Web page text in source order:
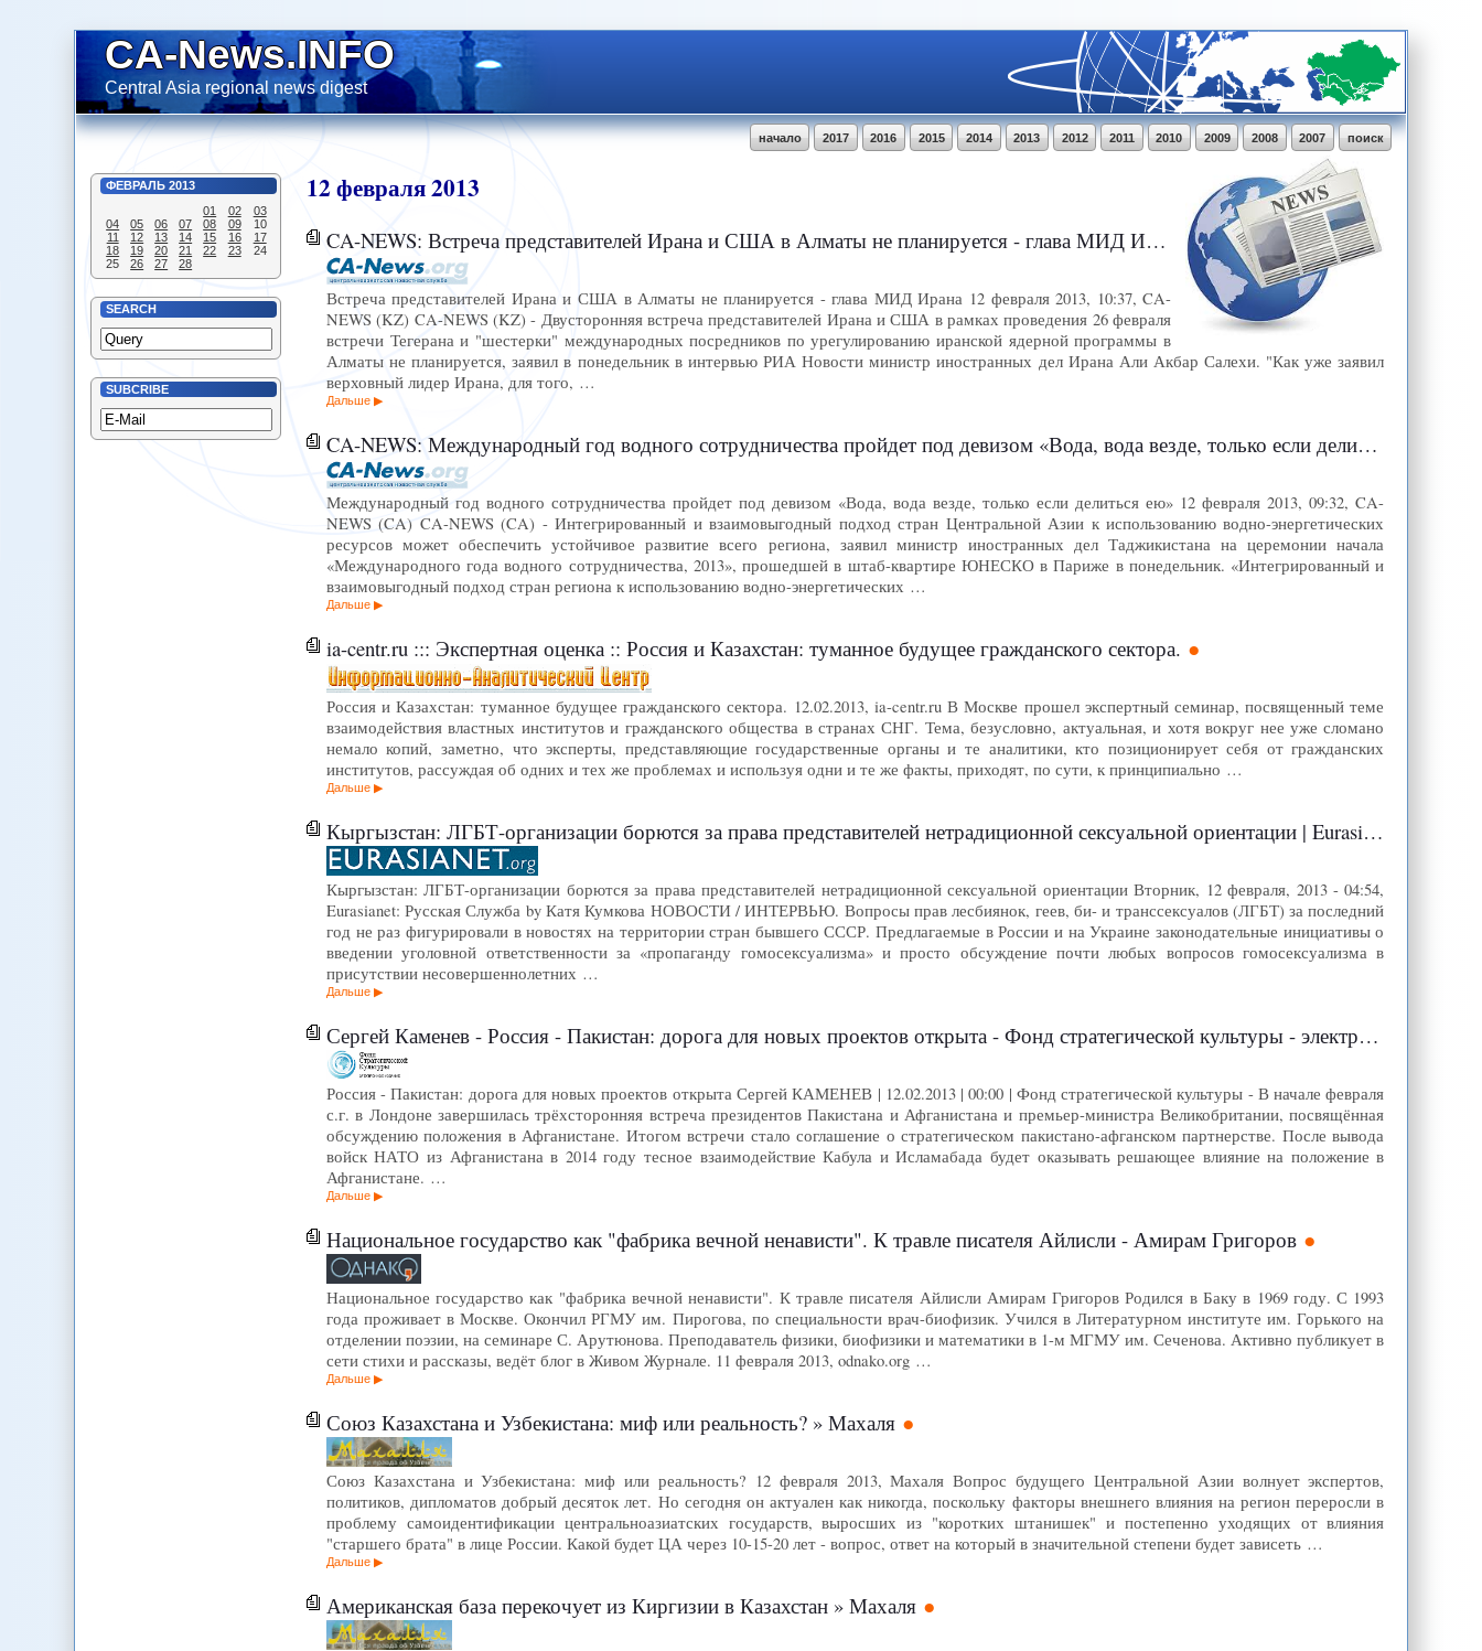
CA-News.INFO
Central Asia regional news digest
поиск
2007
2008
2009
2010
2011
2012
2013
2014
2015
2016
2017
начало
ФЕВРАЛЬ 2013
01
02
03
04
05 06 07 08 09
10
11
12 13 14 15 16
17
18
19 20 21 22 23
24
25
26 27 28
SEARCH
SUBCRIBE
12февраля2013
CA-NEWS: Встреча представителей Ирана и США в Алматы не планируется - глава МИД Ирана
Встреча представителей Ирана и США в Алматы не планируется - глава МИД Ирана 12 февраля 2013, 10:37, CA-
NEWS (KZ) CA-NEWS (KZ) - Двусторонняя встреча представителей Ирана и США в рамках проведения 26 февраля
встречи Тегерана и "шестерки" международных посредников по урегулированию иранской ядерной программы в
Алматы не планируется, заявил в понедельник в интервью РИА Новости министр иностранных дел Ирана Али Акбар Салехи. "Как уже заявил
верховный лидер Ирана, для того, …
Дальше
CA-NEWS: Международный год водного сотрудничества пройдет под девизом «Вода, вода везде, только если делиться ею»
Международный год водного сотрудничества пройдет под девизом «Вода, вода везде, только если делиться ею» 12 февраля 2013, 09:32, CA-
NEWS (CA) CA-NEWS (CA) - Интегрированный и взаимовыгодный подход стран Центральной Азии к использованию водно-энергетических
ресурсов может обеспечить устойчивое развитие всего региона, заявил министр иностранных дел Таджикистана на церемонии начала
«Международного года водного сотрудничества, 2013», прошедшей в штаб-квартире ЮНЕСКО в Париже в понедельник. «Интегрированный и
взаимовыгодный подход стран региона к использованию водно-энергетических …
Дальше
ia-centr.ru ::: Экспертная оценка :: Россия и Казахстан: туманное будущее гражданского сектора.
Россия и Казахстан: туманное будущее гражданского сектора. 12.02.2013, ia-centr.ru В Москве прошел экспертный семинар, посвященный теме
взаимодействия властных институтов и гражданского общества в странах СНГ. Тема, безусловно, актуальная, и хотя вокруг нее уже сломано
немало копий, заметно, что эксперты, представляющие государственные органы и те аналитики, кто позиционирует себя от гражданских
институтов, рассуждая об одних и тех же проблемах и используя одни и те же факты, приходят, по сути, к принципиально …
Дальше
Кыргызстан: ЛГБТ-организации борются за права представителей нетрадиционной сексуальной ориентации | Eurasianet: Русская Служба
Кыргызстан: ЛГБТ-организации борются за права представителей нетрадиционной сексуальной ориентации Вторник, 12 февраля, 2013 - 04:54,
Eurasianet: Русская Служба by Катя Кумкова НОВОСТИ / ИНТЕРВЬЮ. Вопросы прав лесбиянок, геев, би- и транссексуалов (ЛГБТ) за последний
год не раз фигурировали в новостях на территории стран бывшего СССР. Предлагаемые в России и на Украине законодательные инициативы о
введении уголовной ответственности за «пропаганду гомосексуализма» и просто обсуждение почти любых вопросов гомосексуализма в
присутствии несовершеннолетних …
Дальше
Сергей Каменев - Россия - Пакистан: дорога для новых проектов открыта - Фонд стратегической культуры - электронное издание »
Россия - Пакистан: дорога для новых проектов открыта Сергей КАМЕНЕВ | 12.02.2013 | 00:00 | Фонд стратегической культуры - В начале февраля
с.г. в Лондоне завершилась трёхсторонняя встреча президентов Пакистана и Афганистана и премьер-министра Великобритании, посвящённая
обсуждению положения в Афганистане. Итогом встречи стало соглашение о стратегическом пакистано-афганском партнерстве. После вывода
войск НАТО из Афганистана в 2014 году тесное взаимодействие Кабула и Исламабада будет оказывать решающее влияние на положение в
Афганистане. …
Дальше
Национальное государство как "фабрика вечной ненависти". К травле писателя Айлисли - Амирам Григоров
Национальное государство как "фабрика вечной ненависти". К травле писателя Айлисли Амирам Григоров Родился в Баку в 1969 году. С 1993
года проживает в Москве. Окончил РГМУ им. Пирогова, по специальности врач-биофизик. Учился в Литературном институте им. Горького на
отделении поэзии, на семинаре С. Арутюнова. Преподаватель физики, биофизики и математики в 1-м МГМУ им. Сеченова. Активно публикует в
сети стихи и рассказы, ведёт блог в Живом Журнале. 11 февраля 2013, odnako.org …
Дальше
Союз Казахстана и Узбекистана: миф или реальность? » Махаля
Союз Казахстана и Узбекистана: миф или реальность? 12 февраля 2013, Махаля Вопрос будущего Центральной Азии волнует экспертов,
политиков, дипломатов добрый десяток лет. Но сегодня он актуален как никогда, поскольку факторы внешнего влияния на регион переросли в
проблему самоидентификации центральноазиатских государств, выросших из "коротких штанишек" и постепенно уходящих от влияния
"старшего брата" в лице России. Какой будет ЦА через 10-15-20 лет - вопрос, ответ на который в значительной степени будет зависеть …
Дальше
Американская база перекочует из Киргизии в Казахстан » Махаля